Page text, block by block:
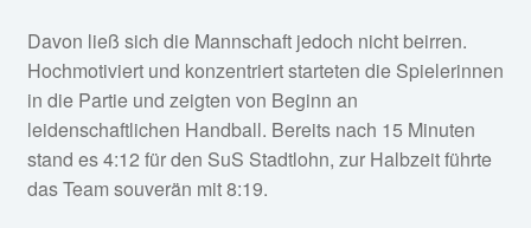
Davon ließ sich die Mannschaft jedoch nicht beirren.
Hochmotiviert und konzentriert starteten die Spielerinnen
in die Partie und zeigten von Beginn an
leidenschaftlichen Handball. Bereits nach 15 Minuten
stand es 4:12 für den SuS Stadtlohn, zur Halbzeit führte
das Team souverän mit 8:19.